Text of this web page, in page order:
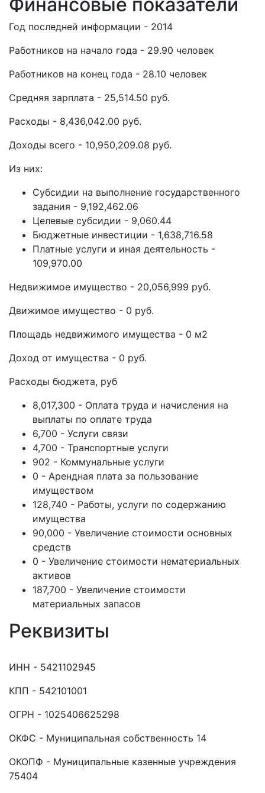
Год последней информации - 2014
Работников на начало года - 29.90 человек
Работников на конец года - 28.10 человек
Средняя зарплата - 25,514.50 руб.
Расходы - 8,436,042.00 руб.
Доходы всего - 10,950,209.08 руб.
Из них:
Субсидии на выполнение государственного
задания - 9,192,462.06
Целевые субсидии - 9,060.44
Бюджетные инвестиции - 1,638,716.58
Платные услуги и иная деятельность -
109,970.00
Недвижимое имущество - 20,056,999 руб.
Движимое имущество - 0 руб.
Площадь недвижимого имущества - 0 м2
Доход от имущества - 0 руб.
Расходы бюджета, руб
8,017,300 - Оплата труда и начисления на
выплаты по оплате труда
6,700 - Услуги связи
4,700 - Транспортные услуги
902 - Коммунальные услуги
0 - Арендная плата за пользование
имуществом
128,740 - Работы, услуги по содержанию
имущества
90,000 - Увеличение стоимости основных
средств
0 - Увеличение стоимости нематериальных
активов
187,700 - Увеличение стоимости
материальных запасов
Реквизиты
ИНН - 5421102945
КПП - 542101001
ОГРН - 1025406625298
ОКФС - Муниципальная собственность 14
ОКОПФ - Муниципальные казенные учреждения
75404